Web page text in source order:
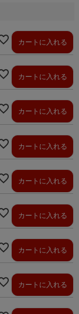
カートに入れる
カートに入れる
カートに入れる
カートに入れる
カートに入れる
カートに入れる
カートに入れる
カートに入れる